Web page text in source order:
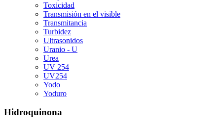
Toxicidad
Transmisión en el visible
Transmitancia
Turbidez
Ultrasonidos
Uranio - U
Urea
UV 254
UV254
Yodo
Yoduro
Hidroquinona